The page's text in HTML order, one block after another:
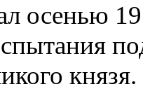
осенью
князя.